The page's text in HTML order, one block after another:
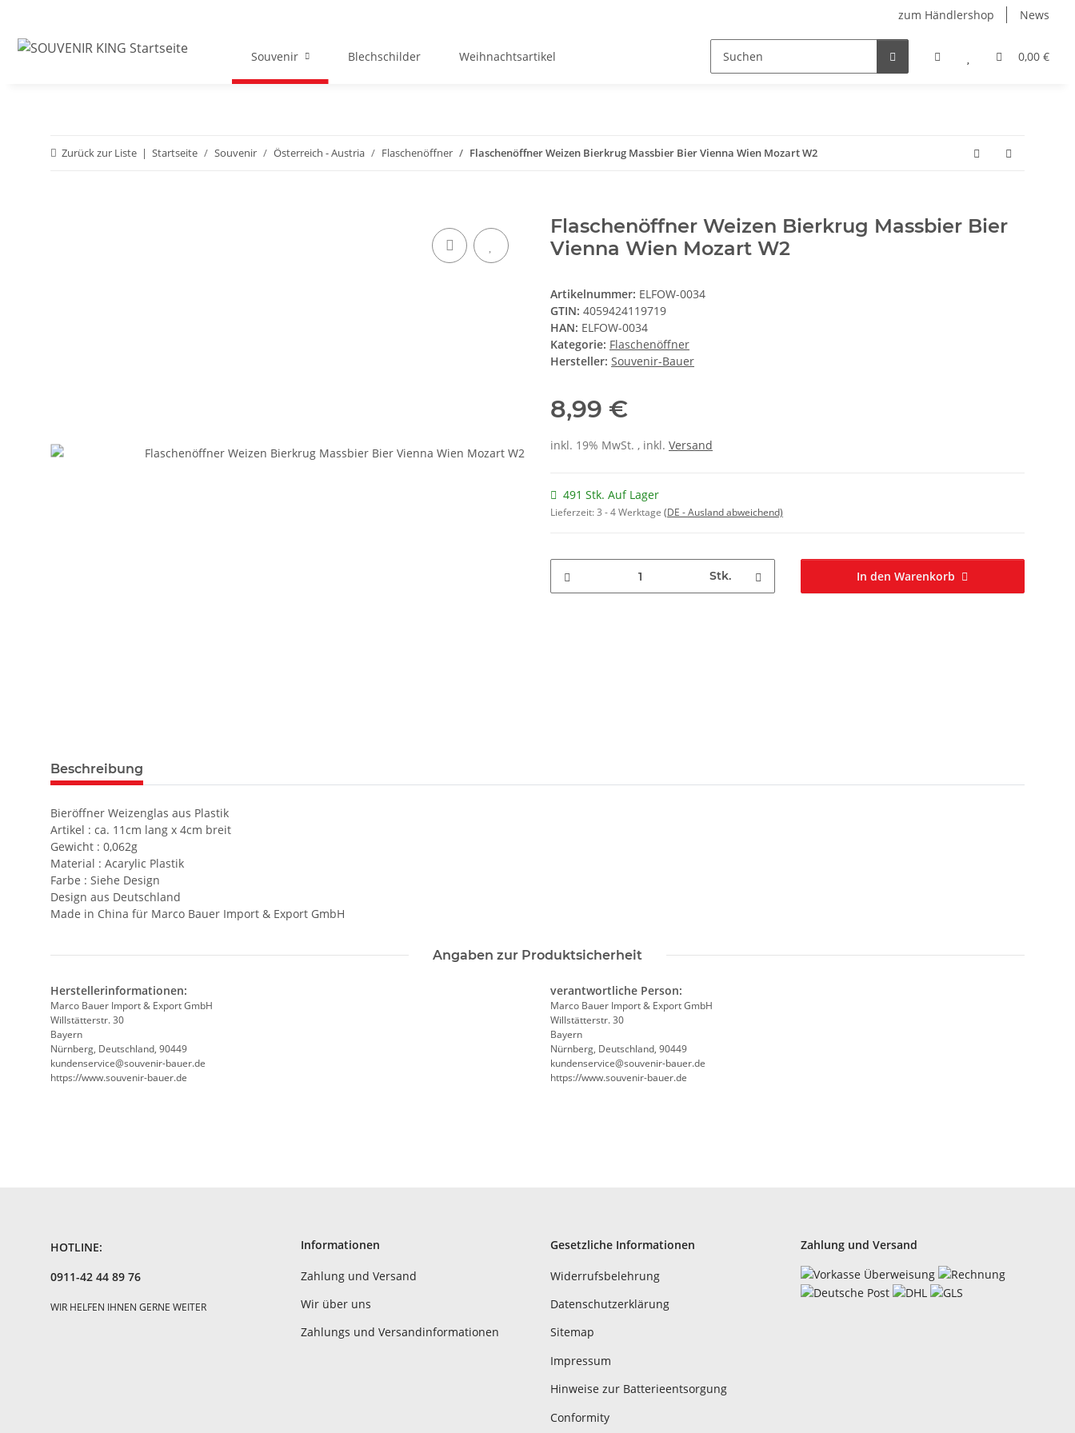
zum Händlershop News
0,00 €
Souvenir Blechschilder Weihnachtsartikel
Zurück zur Liste Startseite Souvenir Österreich - Austria Flaschenöffner Flaschenöffner Weizen Bierkrug Massbier Bier Vienna Wien Mozart W2
Flaschenöffner Weizen Bierkrug Massbier Bier
Vienna Wien Mozart W2
Artikelnummer: ELFOW-0034
GTIN: 4059424119719
HAN: ELFOW-0034
Kategorie: Flaschenöffner
Hersteller: Souvenir-Bauer
8,99 €
inkl. 19% MwSt. , inkl. Versand
491 Stk. Auf Lager
Lieferzeit:3 - 4 Werktage (DE - Ausland abweichend)
Stk. In den Warenkorb
weitere Registerkarten anzeigen
Beschreibung
Bieröffner Weizenglas aus Plastik
Artikel : ca. 11cm lang x 4cm breit
Gewicht : 0,062g
Material : Acarylic Plastik
Farbe : Siehe Design
Design aus Deutschland
Made in China für Marco Bauer Import & Export GmbH
Angaben zur Produktsicherheit
Herstellerinformationen:
Marco Bauer Import & Export GmbH
Willstätterstr. 30
Bayern
Nürnberg, Deutschland, 90449
kundenservice@souvenir-bauer.de
https://www.souvenir-bauer.de
verantwortliche Person:
Marco Bauer Import & Export GmbH
Willstätterstr. 30
Bayern
Nürnberg, Deutschland, 90449
kundenservice@souvenir-bauer.de
https://www.souvenir-bauer.de
HOTLINE:
0911-42 44 89 76
WIR HELFEN IHNEN GERNE WEITER
Informationen
Zahlung und Versand
Wir über uns
Zahlungs und Versandinformationen
Gesetzliche Informationen
Widerrufsbelehrung
Datenschutzerklärung
Sitemap
Impressum
Hinweise zur Batterieentsorgung
Conformity
Zahlung und Versand